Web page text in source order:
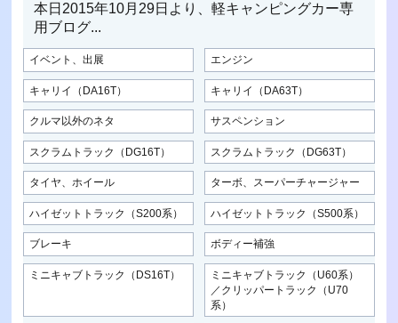
本日2015年10月29日より、軽キャンピングカー専
用ブログ...
イベント、出展 エンジン
キャリイ（DA16T） キャリイ（DA63T）
クルマ以外のネタ サスペンション
スクラムトラック（DG16T） スクラムトラック（DG63T）
タイヤ、ホイール ターボ、スーパーチャージャー
ハイゼットトラック（S200系） ハイゼットトラック（S500系）
ブレーキ ボディー補強
ミニキャブトラック（DS16T）
ミニキャブトラック（U60系）
／クリッパートラック（U70
系）